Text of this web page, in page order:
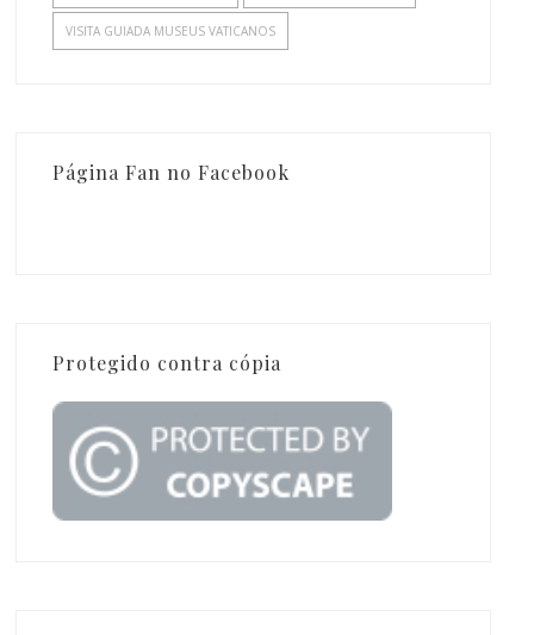
VISITA GUIADA MUSEUS VATICANOS
Página Fan no Facebook
Protegido contra cópia